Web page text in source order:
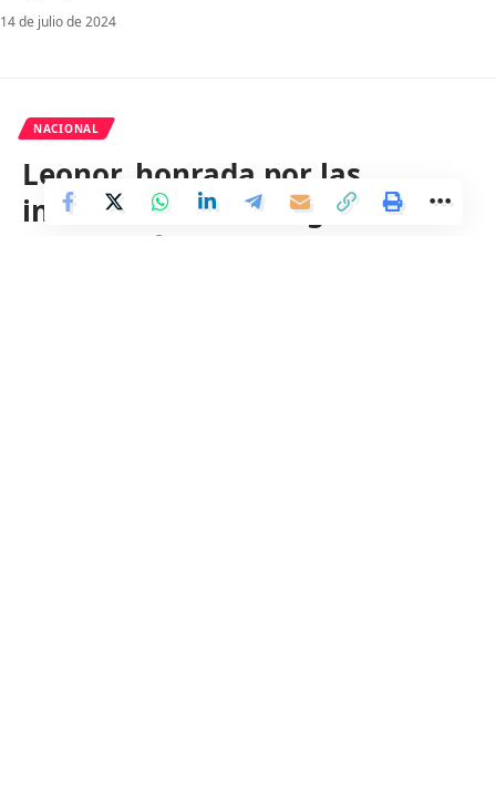
14 de julio de 2024
NACIONAL
Leonor, honrada por las
instituciones de Aragón: «Me
siento más aragonesa gracias a